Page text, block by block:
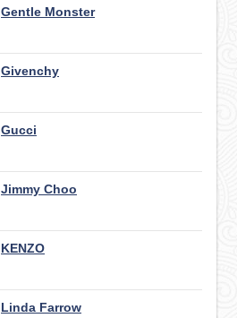
Gentle Monster
Givenchy
Gucci
Jimmy Choo
KENZO
Linda Farrow